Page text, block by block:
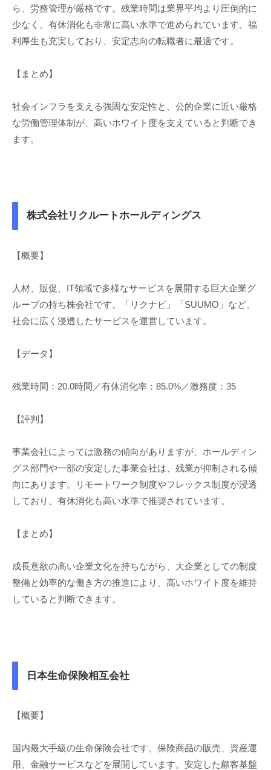
ら、労務管理が厳格です。残業時間は業界平均より圧倒的に
少なく、有休消化も非常に高い水準で進められています。福
利厚生も充実しており、安定志向の転職者に最適です。
【まとめ】
社会インフラを支える強固な安定性と、公的企業に近い厳格
な労働管理体制が、高いホワイト度を支えていると判断でき
ます。
株式会社リクルートホールディングス
【概要】
人材、販促、IT領域で多様なサービスを展開する巨大企業グ
ループの持ち株会社です。「リクナビ」「SUUMO」など、
社会に広く浸透したサービスを運営しています。
【データ】
残業時間：20.0時間／有休消化率：85.0%／激務度：35
【評判】
事業会社によっては激務の傾向がありますが、ホールディン
グス部門や一部の安定した事業会社は、残業が抑制される傾
向にあります。リモートワーク制度やフレックス制度が浸透
しており、有休消化も高い水準で推奨されています。
【まとめ】
成長意欲の高い企業文化を持ちながら、大企業としての制度
整備と効率的な働き方の推進により、高いホワイト度を維持
していると判断できます。
日本生命保険相互会社
【概要】
国内最大手級の生命保険会社です。保険商品の販売、資産運
用、金融サービスなどを展開しています。安定した顧客基盤